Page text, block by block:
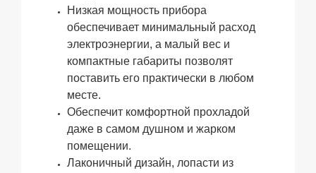
Низкая мощность прибора
обеспечивает минимальный расход
электроэнергии, а малый вес и
компактные габариты позволят
поставить его практически в любом
месте.
Обеспечит комфортной прохладой
даже в самом душном и жарком
помещении.
Лаконичный дизайн, лопасти из